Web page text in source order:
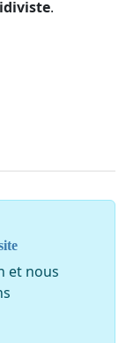
.
est toujours
de
été jugée.
personne.
de
et nous